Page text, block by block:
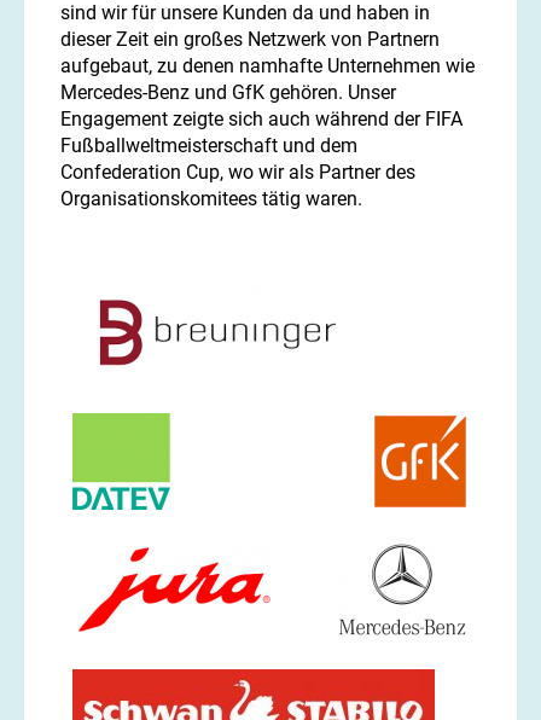
sind wir für unsere Kunden da und haben in
dieser Zeit ein großes Netzwerk von Partnern
aufgebaut, zu denen namhafte Unternehmen wie
Mercedes-Benz und GfK gehören. Unser
Engagement zeigte sich auch während der FIFA
Fußballweltmeisterschaft und dem
Confederation Cup, wo wir als Partner des
Organisationskomitees tätig waren.